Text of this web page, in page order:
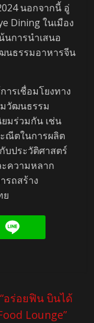
นอกจากนี้ อู่
Dining ในเมือง
นการนำเสนอ
นธรรมอาหารจีน
ารเชื่อมโยงทาง
วัฒนธรรม
มร่วมกัน เช่น
ณีตในการผลิต
บประวัติศาสตร์
ความหลาก
รถสร้าง
ย
อร่อยฟิน บินได้
Lounge”